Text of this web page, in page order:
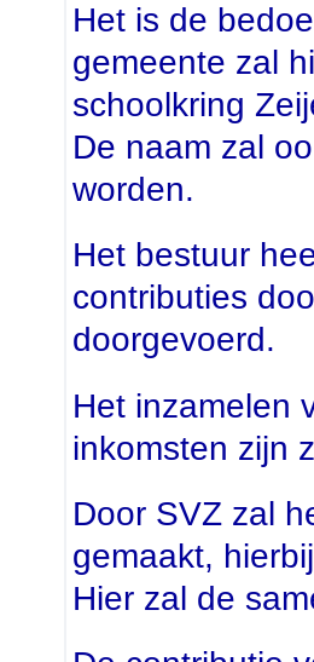
Het is de
gemeente zal
schoolkring
De naam zal
worden.
Het bestuur
contributies
doorgevoerd.
Het inzamelen
inkomsten zijn
Door SVZ zal
gemaakt,
Hier zal de